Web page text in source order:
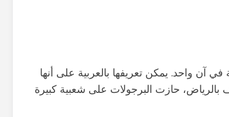
واحد. يمكن تعريفها بالعربية على أنها
حازت البرجولات على شعبية كبيرة